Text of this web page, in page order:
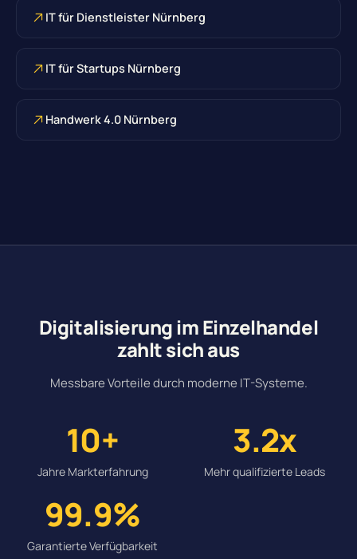
IT für Dienstleister Nürnberg
IT für Startups Nürnberg
Handwerk 4.0 Nürnberg
Digitalisierung im Einzelhandel
zahlt sich aus
Messbare Vorteile durch moderne IT-Systeme.
10+
Jahre Markterfahrung
3.2x
Mehr qualifizierte Leads
99.9%
Garantierte Verfügbarkeit